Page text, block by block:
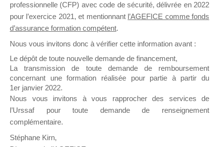
Ce groupe est destiné aux Organismes de
Formation qui souhaitent répondre à l’Appel à
Propositions Mallette du Dirigeant.
sur lequel il est possible de laisser un message
ou poser une question.
NB : Il est nécessaire d’être
pouvoir rejoindre ce groupe
professionnelle (CFP) avec code de sécurité, délivrée en 2022
pour l’exercice 2021, et mentionnant l’AGEFICE comme fonds
d’assurance formation compétent.
Nous vous invitons donc à vérifier cette information avant :
Le dépôt de toute nouvelle demande de financement,
La transmission de toute demande de remboursement
concernant une formation réalisée pour partie à partir du
1er janvier 2022.
Nous vous invitons à vous rapprocher des services de
l’Urssaf pour toute demande de renseignement
complémentaire.
Stéphane Kirn,